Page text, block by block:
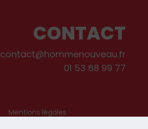
CONTACT
contact@hommenouveau.fr
01 53 68 99 77
Mentions légales